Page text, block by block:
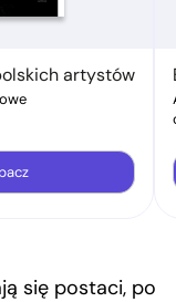
artystów
się postaci, po